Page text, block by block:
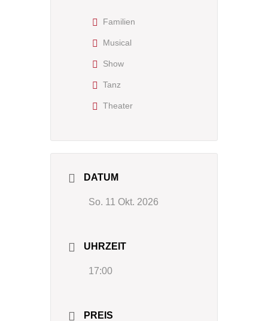
Familien
Musical
Show
Tanz
Theater
DATUM
So. 11 Okt. 2026
UHRZEIT
17:00
PREIS